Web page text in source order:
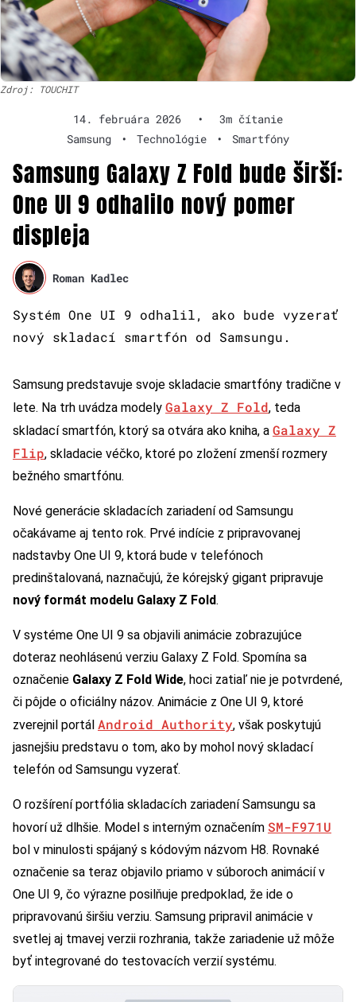
Zdroj: TOUCHIT
14. februára 2026 •
3m čítanie
Samsung
• Technológie • Smartfóny
Samsung Galaxy Z Fold bude širší:
One UI 9 odhalilo nový pomer
displeja
Roman Kadlec
Systém One UI 9 odhalil, ako bude vyzerať
nový skladací smartfón od Samsungu.
Samsung predstavuje svoje skladacie smartfóny tradične v
lete. Na trh uvádza modely Galaxy Z Fold, teda
skladací smartfón, ktorý sa otvára ako kniha, a Galaxy Z
Flip, skladacie véčko, ktoré po zložení zmenší rozmery
bežného smartfónu.
Nové generácie skladacích zariadení od Samsungu
očakávame aj tento rok. Prvé indície z pripravovanej
nadstavby One UI 9, ktorá bude v telefónoch
predinštalovaná, naznačujú, že kórejský gigant pripravuje
nový formát modelu Galaxy Z Fold.
V systéme One UI 9 sa objavili animácie zobrazujúce
doteraz neohlásenú verziu Galaxy Z Fold. Spomína sa
označenie Galaxy Z Fold Wide, hoci zatiaľ nie je potvrdené,
či pôjde o oficiálny názov. Animácie z One UI 9, ktoré
zverejnil portál Android Authority, však poskytujú
jasnejšiu predstavu o tom, ako by mohol nový skladací
telefón od Samsungu vyzerať.
O rozšírení portfólia skladacích zariadení Samsungu sa
hovorí už dlhšie. Model s interným označením SM-F971U
bol v minulosti spájaný s kódovým názvom H8. Rovnaké
označenie sa teraz objavilo priamo v súboroch animácií v
One UI 9, čo výrazne posilňuje predpoklad, že ide o
pripravovanú širšiu verziu. Samsung pripravil animácie v
svetlej aj tmavej verzii rozhrania, takže zariadenie už môže
byť integrované do testovacích verzií systému.